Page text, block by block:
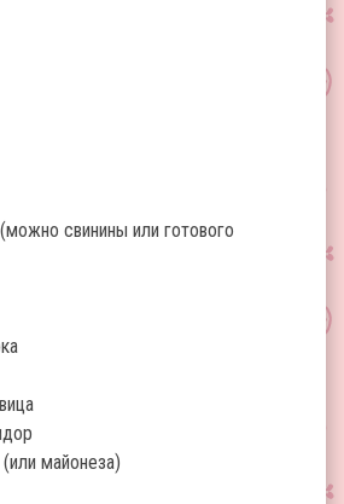
свинины или готового
майонеза)